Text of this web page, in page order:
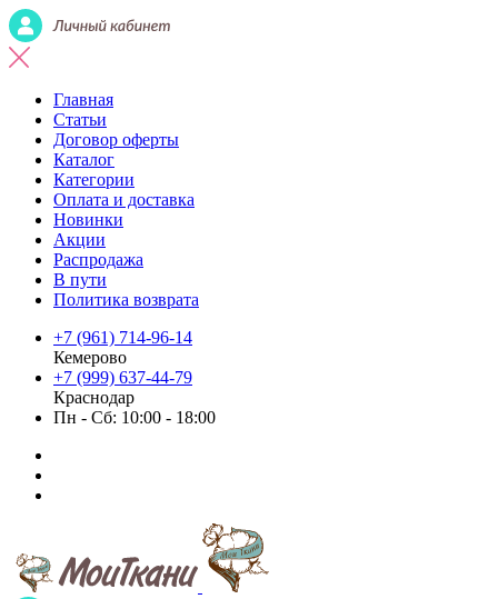
Главная
Статьи
Договор оферты
Каталог
Категории
Оплата и доставка
Новинки
Акции
Распродажа
В пути
Политика возврата
+7 (961) 714-96-14
Кемерово
+7 (999) 637-44-79
Краснодар
Пн - Сб: 10:00 - 18:00